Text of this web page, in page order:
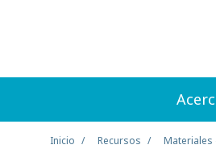
Inicio Recursos Materiales